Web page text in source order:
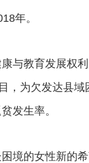
年。
教育发展权利
，为欠发达县
发生率。
境的女性新的